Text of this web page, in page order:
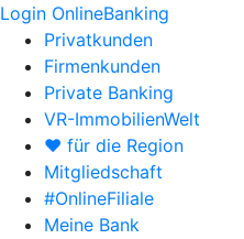
Login OnlineBanking
Privatkunden
Firmenkunden
Private Banking
VR-ImmobilienWelt
♥ für die Region
Mitgliedschaft
#OnlineFiliale
Meine Bank